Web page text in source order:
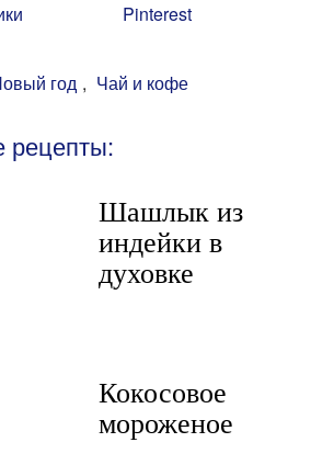
Pinterest
год , Чай и кофе
рецепты:
Шашлык из
индейки в
духовке
Кокосовое
мороженое